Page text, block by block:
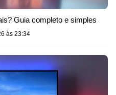
Guia completo e simples
às 23:34